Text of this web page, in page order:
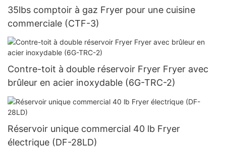
35lbs comptoir à gaz Fryer pour une cuisine
commerciale (CTF-3)
Contre-toit à double réservoir Fryer Fryer avec
brûleur en acier inoxydable (6G-TRC-2)
Réservoir unique commercial 40 lb Fryer
électrique (DF-28LD)